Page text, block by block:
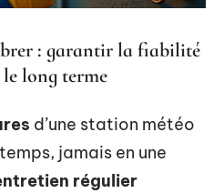
: garantir la fiabilité
le long terme
d’une station météo
jamais en une
régulier